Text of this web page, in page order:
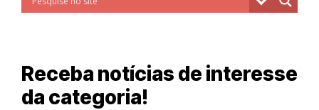
Receba notícias de interesse
da categoria!